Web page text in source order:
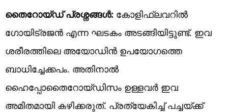
തൈറോയ്ഡ് പ്രശ്നങ്ങൾ: കോളിഫ്ലവറിൽ
ഗോയിട്രജൻ എന്ന ഘടകം അടങ്ങിയിട്ടുണ്ട്. ഇവ
ശരീരത്തിലെ അയോഡിൻ ഉപയോഗത്തെ
ബാധിച്ചേക്കപം. അതിനാൽ
ഹൈപ്പോതൈറോയ്ഡിസം ഉള്ളവർ ഇവ
അമിതമായി കഴിക്കരുത്. പ്രത്യേകിച്ച് പച്ചയ്ക്ക്